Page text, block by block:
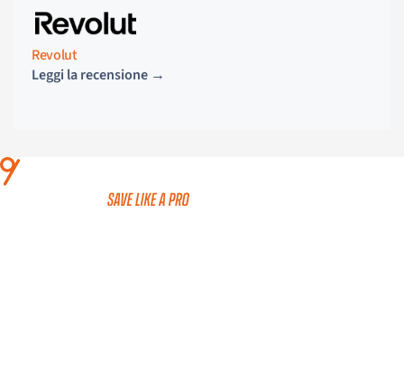
Revolut
Leggi la recensione →